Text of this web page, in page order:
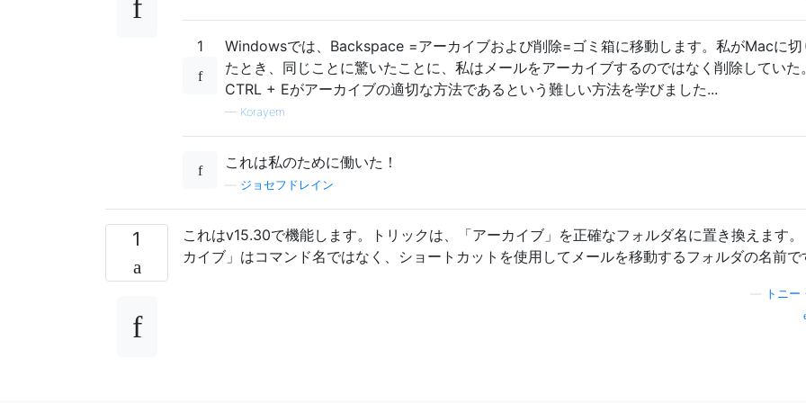
1
Windowsでは、Backspace =アーカイブおよび削除=ゴミ箱に移動します。私がMacに切
たとき、同じことに驚いたことに、私はメールをアーカイブするのではなく削除していた。
CTRL + Eがアーカイブの適切な方法であるという難しい方法を学びました...
— Korayem
これは私のために働いた！
ジョセフドレイン
1
これはv15.30で機能します。トリックは、「アーカイブ」を正確なフォルダ名に置き換えます
カイブ」はコマンド名ではなく、ショートカットを使用してメールを移動するフォルダの名前で
トニー